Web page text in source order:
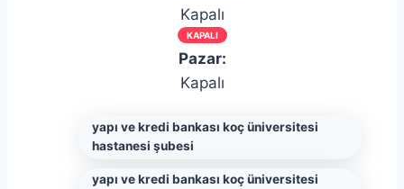
Kapalı
KAPALI
Pazar:
Kapalı
yapı ve kredi bankası koç üniversitesi
hastanesi şubesi
yapı ve kredi bankası koç üniversitesi